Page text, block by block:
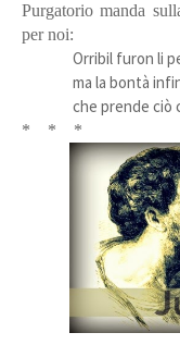
Purgatorio manda
per noi:
Orribil furon li
ma la bontà
che prende ciò
* * *